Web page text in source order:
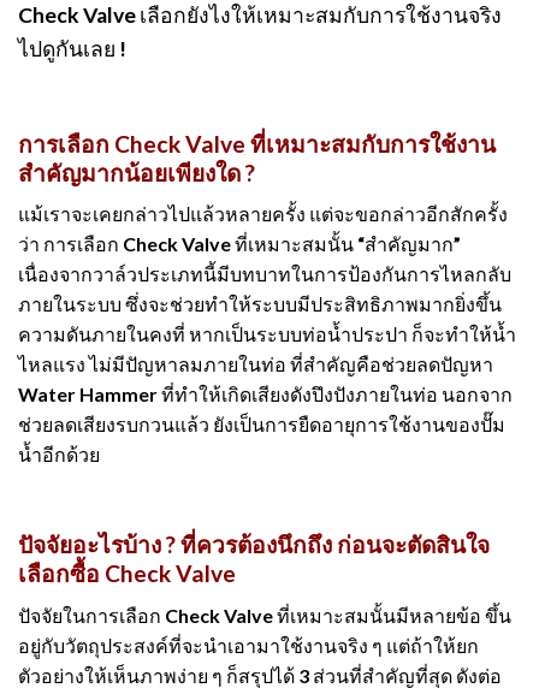
Check Valve เลือกยังไงให้เหมาะสมกับการใช้งานจริง
ไปดูกันเลย !
การเลือก Check Valve ที่เหมาะสมกับการใช้งาน
สำคัญมากน้อยเพียงใด ?
แม้เราจะเคยกล่าวไปแล้วหลายครั้ง แต่จะขอกล่าวอีกสักครั้ง
ว่า การเลือก Check Valve ที่เหมาะสมนั้น “สำคัญมาก”
เนื่องจากวาล์วประเภทนี้มีบทบาทในการป้องกันการไหลกลับ
ภายในระบบ ซึ่งจะช่วยทำให้ระบบมีประสิทธิภาพมากยิ่งขึ้น
ความดันภายในคงที่ หากเป็นระบบท่อน้ำประปา ก็จะทำให้น้ำ
ไหลแรง ไม่มีปัญหาลมภายในท่อ ที่สำคัญคือช่วยลดปัญหา
Water Hammer ที่ทำให้เกิดเสียงดังปึงปังภายในท่อ นอกจาก
ช่วยลดเสียงรบกวนแล้ว ยังเป็นการยืดอายุการใช้งานของปั๊ม
น้ำอีกด้วย
ปัจจัยอะไรบ้าง ? ที่ควรต้องนึกถึง ก่อนจะตัดสินใจ
เลือกซื้อ Check Valve
ปัจจัยในการเลือก Check Valve ที่เหมาะสมนั้นมีหลายข้อ ขึ้น
อยู่กับวัตถุประสงค์ที่จะนำเอามาใช้งานจริง ๆ แต่ถ้าให้ยก
ตัวอย่างให้เห็นภาพง่าย ๆ ก็สรุปได้ 3 ส่วนที่สำคัญที่สุด ดังต่อ